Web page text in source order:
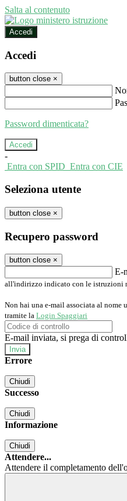
Salta al contenuto
Accedi
Accedi
button close ×
Password dimenticata?
-
Entra con SPID Entra con CIE
Seleziona utente
button close ×
Recupero password
button close ×
E-
all'indirizzo indicato con le istruzioni
Non hai una e-mail associata al nome
tramite la Login Spaggiari
E-mail inviata, si prega di
Errore
Chiudi
Successo
Chiudi
Informazione
Chiudi
Attendere...
Attendere il completamento